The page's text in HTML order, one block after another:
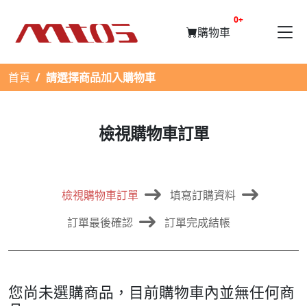
購物車
0+提醒購物車數量
首頁 請選擇商品加入購物車
檢視購物車訂單
檢視購物車訂單
填寫訂購資料
訂單最後確認
訂單完成結帳
您尚未選購商品，目前購物車內並無任何商